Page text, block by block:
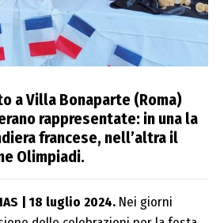
a Villa Bonaparte (Roma)
rappresentate: in una la
francese, nell’altra il
Olimpiadi.
| 18 luglio 2024. Nei giorni